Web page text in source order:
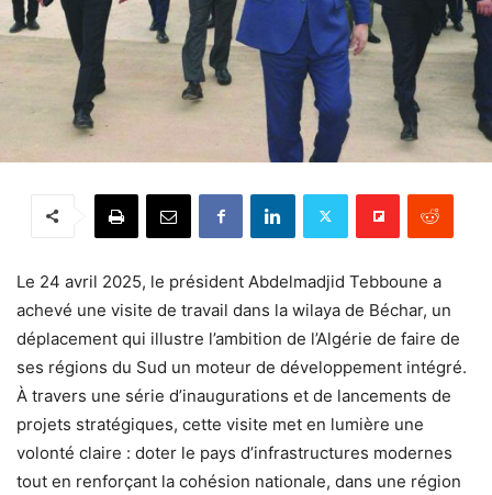
Le 24 avril 2025, le président Abdelmadjid Tebboune a
achevé une visite de travail dans la wilaya de Béchar, un
déplacement qui illustre l’ambition de l’Algérie de faire de
ses régions du Sud un moteur de développement intégré.
À travers une série d’inaugurations et de lancements de
projets stratégiques, cette visite met en lumière une
volonté claire : doter le pays d’infrastructures modernes
tout en renforçant la cohésion nationale, dans une région